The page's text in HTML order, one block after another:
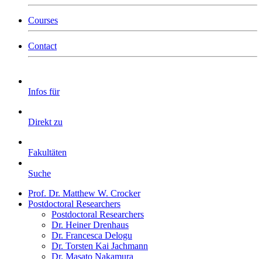
Courses
Contact
Infos für
Direkt zu
Fakultäten
Suche
Prof. Dr. Matthew W. Crocker
Postdoctoral Researchers
Postdoctoral Researchers
Dr. Heiner Drenhaus
Dr. Francesca Delogu
Dr. Torsten Kai Jachmann
Dr. Masato Nakamura